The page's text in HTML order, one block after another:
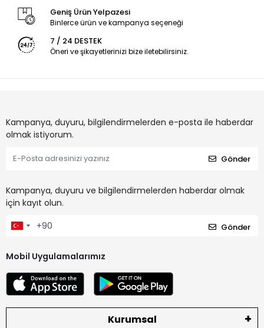
Geniş Ürün Yelpazesi
Binlerce ürün ve kampanya seçeneği
7 / 24 DESTEK
Öneri ve şikayetlerinizi bize iletebilirsiniz.
Kampanya, duyuru, bilgilendirmelerden e-posta ile haberdar
olmak istiyorum.
Gönder
Kampanya, duyuru ve bilgilendirmelerden haberdar olmak
için kayıt olun.
Gönder
Mobil Uygulamalarımız
Kurumsal